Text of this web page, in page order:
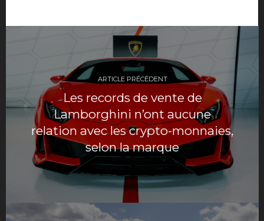
l’article
ARTICLE PRÉCÉDENT
Les records de vente de
Lamborghini n’ont aucune
relation avec les crypto-monnaies,
selon la marque